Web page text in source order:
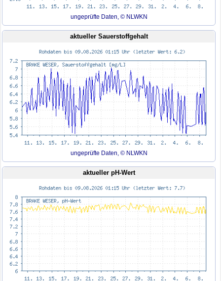
ungeprüfte Daten, © NLWKN
aktueller Sauerstoffgehalt
ungeprüfte Daten, © NLWKN
aktueller pH-Wert